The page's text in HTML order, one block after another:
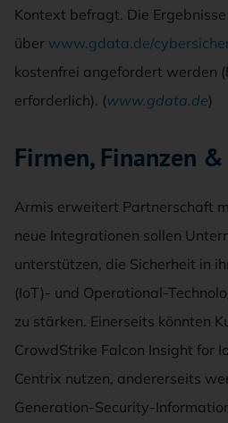
Kontext befragt. Die
über www.gdata.de/
kostenfrei angefordert werden
erforderlich). (www.gdata.de)
Firmen, Finanzen
Armis erweitert Partnerschaft
neue Integrationen sollen
unterstützen, die Sicherheit in
(IoT)- und Operational-
zu stärken. Einerseits könnten
CrowdStrike Falcon Insight for
Centrix nutzen, andererseits
Generation-Security-